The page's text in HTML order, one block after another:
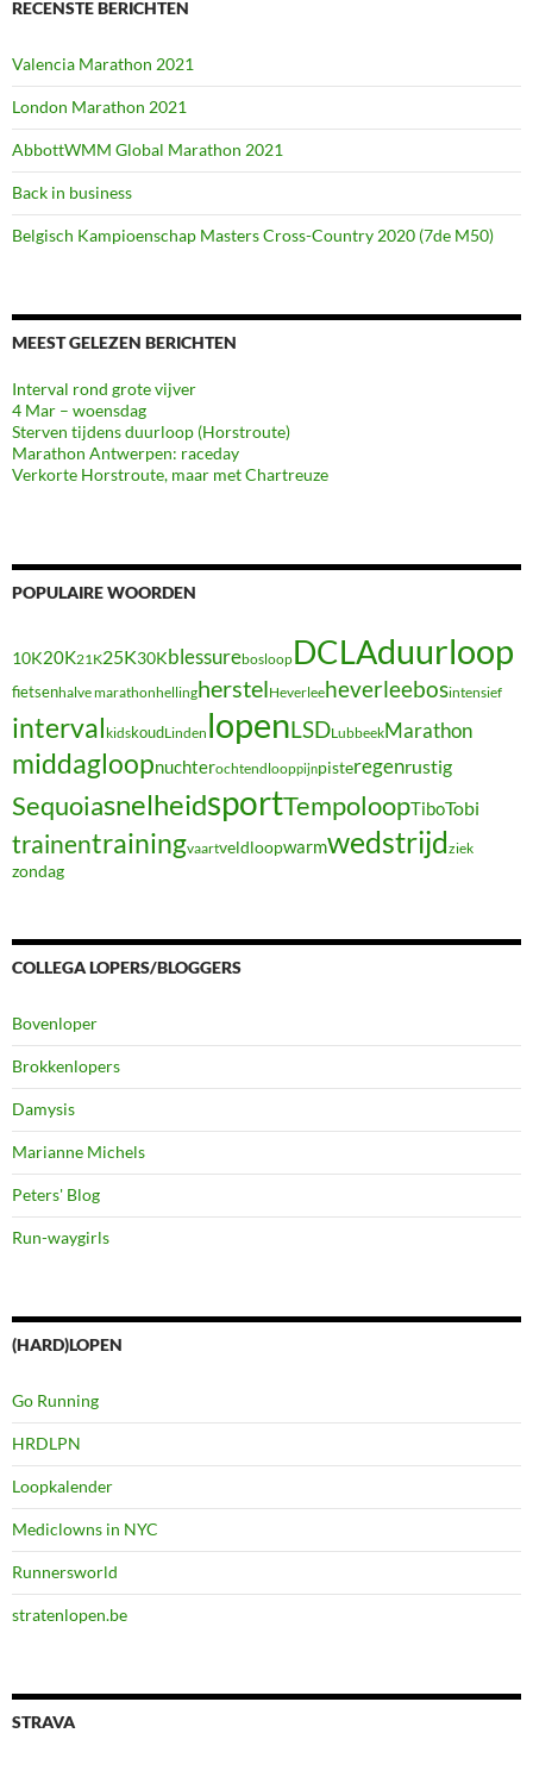
RECENSTE BERICHTEN
Valencia Marathon 2021
London Marathon 2021
AbbottWMM Global Marathon 2021
Back in business
Belgisch Kampioenschap Masters Cross-Country 2020 (7de M50)
MEEST GELEZEN BERICHTEN
Interval rond grote vijver
4 Mar – woensdag
Sterven tijdens duurloop (Horstroute)
Marathon Antwerpen: raceday
Verkorte Horstroute, maar met Chartreuze
POPULAIRE WOORDEN
10K20K21K25K30KblessurebosloopDCLAduurloop
fietsenhalve marathonhellingherstelHeverleeheverleebosintensief
interval kidskoudLinden lopenLSDLubbeekMarathon
middagloopnuchterochtendlooppijnpisteregenrustig
SequoiasnelheidsportTempoloopTiboTobi
trainentrainingvaartveldloopwarmwedstrijdziek
zondag
COLLEGA LOPERS/BLOGGERS
Bovenloper
Brokkenlopers
Damysis
Marianne Michels
Peters' Blog
Run-waygirls
(HARD)LOPEN
Go Running
HRDLPN
Loopkalender
Mediclowns in NYC
Runnersworld
stratenlopen.be
STRAVA